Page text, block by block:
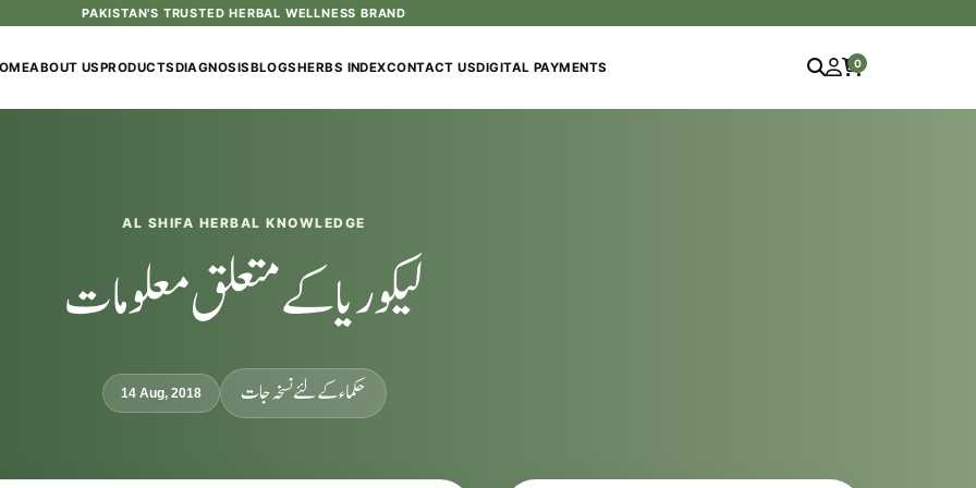
PAKISTAN'S TRUSTED HERBAL WELLNESS BRAND
ABOUT USPRODUCTSDIAGNOSISBLOGSHERBS INDEXCONTACT USDIGITAL PAYMENTS 0
AL SHIFA HERBAL KNOWLEDGE
لیکوریا کے متعلق معلومات
14 Aug, 2018 حکماء کےلئے نسخہ جات